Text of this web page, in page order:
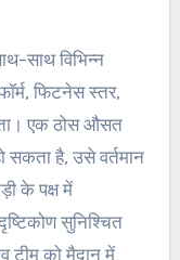
साथ विभिन्न
फिटनेस स्तर,
एक ठोस औसत
सकता है, उसे वर्तमान
के पक्ष में
सुनिश्चित
टीम को मैदान में